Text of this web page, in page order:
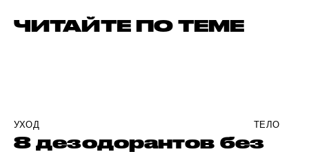
ЧИТАЙТЕ ПО ТЕМЕ
УХОД ТЕЛО
8 дезодорантов без